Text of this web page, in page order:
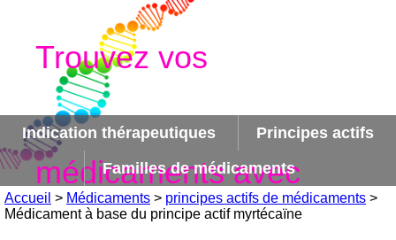
Trouvez vos
médicaments avec
Indication thérapeutiques
Principes actifs
Familles de médicaments
Accueil > Médicaments > principes actifs de médicaments >
Médicament à base du principe actif myrtécaïne